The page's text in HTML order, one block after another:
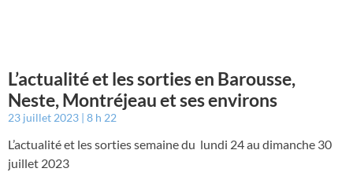
L’actualité et les sorties en Barousse,
Neste, Montréjeau et ses environs
23 juillet 2023 8 h 22
L’actualité et les sorties semaine du lundi 24 au dimanche 30
juillet 2023